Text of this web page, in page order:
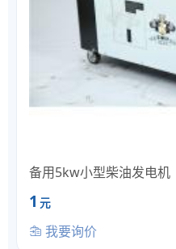
备用5kw小型柴油发电机
1 元
我要询价